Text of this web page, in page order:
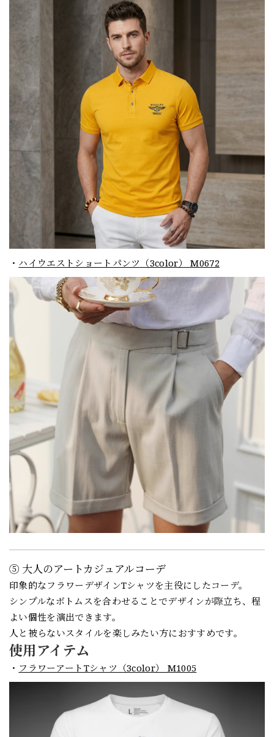
・ ハイウエストショートパンツ（3color） M0672
⑤ 大人のアートカジュアルコーデ
印象的なフラワーデザインTシャツを主役にしたコーデ。
シンプルなボトムスを合わせることでデザインが際立ち、程
よい個性を演出できます。
人と被らないスタイルを楽しみたい方におすすめです。
使用アイテム
・ フラワーアートTシャツ（3color） M1005